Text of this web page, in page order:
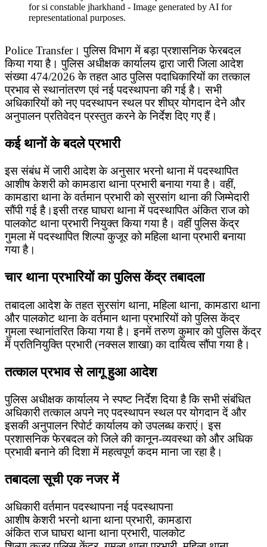
for si constable jharkhand - Image generated by AI for
representational purposes.
Police Transfer। पुलिस विभाग में बड़ा प्रशासनिक फेरबदल
किया गया है। पुलिस अधीक्षक कार्यालय द्वारा जारी जिला आदेश
संख्या 474/2026 के तहत आठ पुलिस पदाधिकारियों का तत्काल
प्रभाव से स्थानांतरण एवं नई पदस्थापना की गई है। सभी
अधिकारियों को नए पदस्थापन स्थल पर शीघ्र योगदान देने और
अनुपालन प्रतिवेदन प्रस्तुत करने के निर्देश दिए गए हैं।
कई थानों के बदले प्रभारी
इस संबंध में जारी आदेश के अनुसार भरनो थाना में पदस्थापित
आशीष केशरी को कामडारा थाना प्रभारी बनाया गया है। वहीं,
कामडारा थाना के वर्तमान प्रभारी को सुरसांग थाना की जिम्मेदारी
सौंपी गई है।इसी तरह घाघरा थाना में पदस्थापित अंकित राज को
पालकोट थाना प्रभारी नियुक्त किया गया है। वहीं पुलिस केंद्र
गुमला में पदस्थापित शिल्पा कुजूर को महिला थाना प्रभारी बनाया
गया है।
चार थाना प्रभारियों का पुलिस केंद्र तबादला
तबादला आदेश के तहत सुरसांग थाना, महिला थाना, कामडारा थाना
और पालकोट थाना के वर्तमान थाना प्रभारियों को पुलिस केंद्र
गुमला स्थानांतरित किया गया है। इनमें तरुण कुमार को पुलिस केंद्र
में प्रतिनियुक्ति प्रभारी (नक्सल शाखा) का दायित्व सौंपा गया है।
तत्काल प्रभाव से लागू हुआ आदेश
पुलिस अधीक्षक कार्यालय ने स्पष्ट निर्देश दिया है कि सभी संबंधित
अधिकारी तत्काल अपने नए पदस्थापन स्थल पर योगदान दें और
इसकी अनुपालन रिपोर्ट कार्यालय को उपलब्ध कराएं। इस
प्रशासनिक फेरबदल को जिले की कानून-व्यवस्था को और अधिक
प्रभावी बनाने की दिशा में महत्वपूर्ण कदम माना जा रहा है।
तबादला सूची एक नजर में
अधिकारी वर्तमान पदस्थापना नई पदस्थापना
आशीष केशरी भरनो थाना थाना प्रभारी, कामडारा
अंकित राज घाघरा थाना थाना प्रभारी, पालकोट